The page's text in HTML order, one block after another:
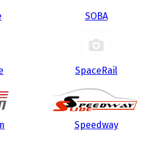
SOBA
SpaceRail
Speedway